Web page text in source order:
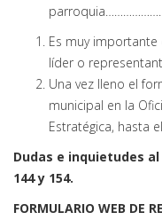
Es muy
líder o
Una vez lleno el
municipal en la
Estratégica, hasta
Dudas e inquietudes
144 y 154.
FORMULARIO WEB DE